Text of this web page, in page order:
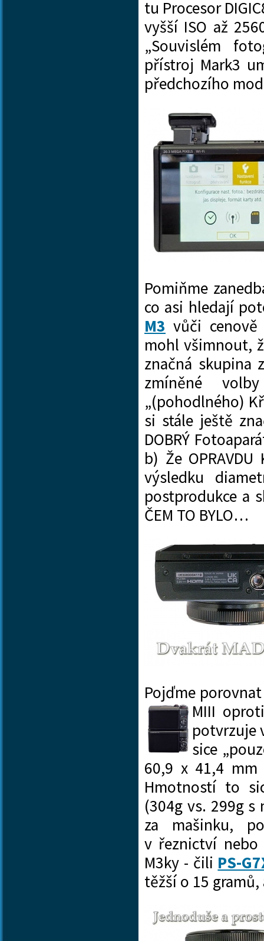
tu Procesor
vyšší ISO až
„Souvislém
přístroj Mark3
předchozího
Pomiňme
co asi hledají
M3 vůči
mohl všimnout,
značná skupina
zmíněné
„(pohodlného)
si stále ještě
DOBRÝ
b) Že
výsledku
postprodukce a
ČEM TO BYLO…
Pojďme porovnat
MIII
potvrzuje
sice
60,9 x 41,4
Hmotností to
(304g vs. 299g
za mašinku,
v řeznictví nebo
M3ky - čili PS-
těžší o 15